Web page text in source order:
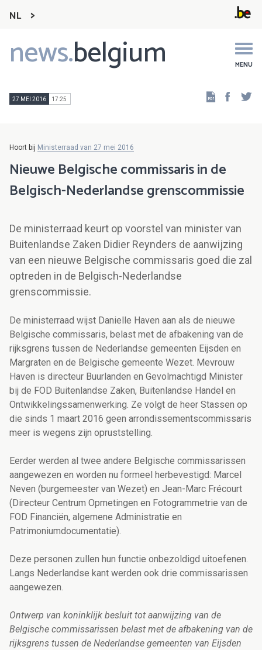
NL
news.belgium MENU
Main
navigation
27 MEI 2016 17:25
Hoort bij Ministerraad van 27 mei 2016
Nieuwe Belgische commissaris in de
Belgisch-Nederlandse grenscommissie
De ministerraad keurt op voorstel van minister van
Buitenlandse Zaken Didier Reynders de aanwijzing
van een nieuwe Belgische commissaris goed die zal
optreden in de Belgisch-Nederlandse
grenscommissie.
De ministerraad wijst Danielle Haven aan als de nieuwe
Belgische commissaris, belast met de afbakening van de
rijksgrens tussen de Nederlandse gemeenten Eijsden en
Margraten en de Belgische gemeente Wezet. Mevrouw
Haven is directeur Buurlanden en Gevolmachtigd Minister
bij de FOD Buitenlandse Zaken, Buitenlandse Handel en
Ontwikkelingssamenwerking. Ze volgt de heer Stassen op
die sinds 1 maart 2016 geen arrondissementscommissaris
meer is wegens zijn opruststelling.
Eerder werden al twee andere Belgische commissarissen
aangewezen en worden nu formeel herbevestigd: Marcel
Neven (burgemeester van Wezet) en Jean-Marc Frécourt
(Directeur Centrum Opmetingen en Fotogrammetrie van de
FOD Financiën, algemene Administratie en
Patrimoniumdocumentatie).
Deze personen zullen hun functie onbezoldigd uitoefenen.
Langs Nederlandse kant werden ook drie commissarissen
aangewezen.
Ontwerp van koninklijk besluit tot aanwijzing van de
Belgische commissarissen belast met de afbakening van de
rijksgrens tussen de Nederlandse gemeenten van Eijsden